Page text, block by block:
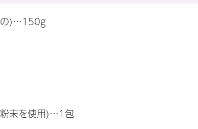
の)…150g
末を使用)…1包